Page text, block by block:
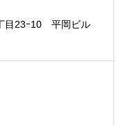
目23ｰ10 平岡ビル